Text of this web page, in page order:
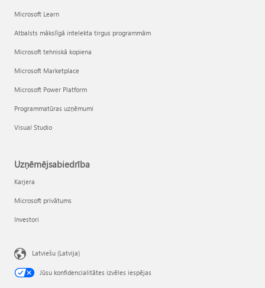
Microsoft Learn
Atbalsts mākslīgā intelekta tirgus programmām
Microsoft tehniskā kopiena
Microsoft Marketplace
Microsoft Power Platform
Programmatūras uzņēmumi
Visual Studio
Uzņēmējsabiedrība
Karjera
Microsoft privātums
Investori
Latviešu (Latvija)
Jūsu konfidencialitātes izvēles iespējas